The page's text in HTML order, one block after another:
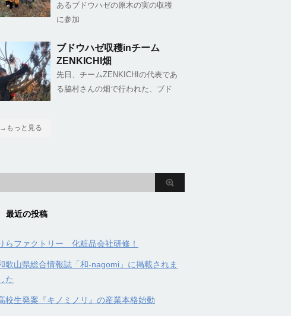
あるブドウハゼの原木の実の収穫
に参加
ブドウハゼ収穫inチーム
ZENKICHI畑
先日、チームZENKICHIの代表であ
る脇村さんの畑で行われた、ブド
→もっと見る
最近の投稿
らファクトリー 化粧品会社研修！
歌山県総合情報誌「和-nagomi」に掲載されま
た
校生発案『キノミノリ』の産業本格始動